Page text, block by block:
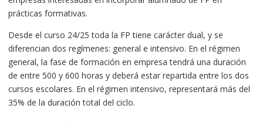
prácticas formativas.
Desde el curso 24/25 toda la FP tiene carácter dual, y se
diferencian dos regímenes: general e intensivo. En el régimen
general, la fase de formación en empresa tendrá una duración
de entre 500 y 600 horas y deberá estar repartida entre los dos
cursos escolares. En el régimen intensivo, representará más del
35% de la duración total del ciclo.